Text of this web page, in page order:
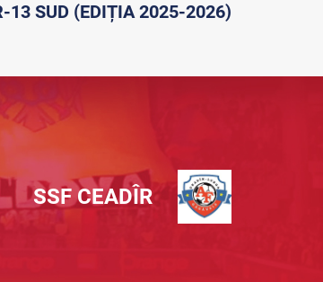
13 SUD (EDIȚIA 2025-2026)
SSF CEADÎR